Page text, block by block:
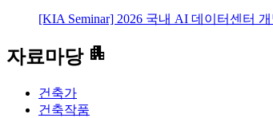
[KIA Seminar] 2026 국내 AI 데이터센터
자료마당 apartment
건축가
건축작품